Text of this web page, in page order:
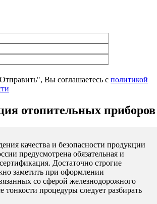
Вы соглашаетесь с политикой
отопительных приборов
качества и безопасности продукции
предусмотрена обязательная и
Достаточно строгие
заметить при оформлении
со сферой железнодорожного
тонкости процедуры следует разбирать